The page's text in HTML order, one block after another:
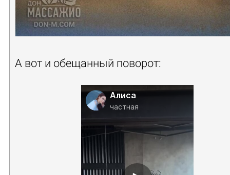
А вот и обещанный поворот:
Алиса
частная